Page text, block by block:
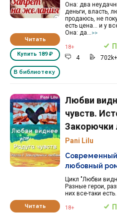
Читать
Купить 189 ₽
В библиотеку
Она: два
деньги, власть,
продаюсь, не
есть цена... и у
Она: да...
>>
18+
4 702k+
Читать
Любви
чувств.
Закорючки
Pani Lilu
Цикл "Любви
Разные герои,
них все-таки
любовный
18+